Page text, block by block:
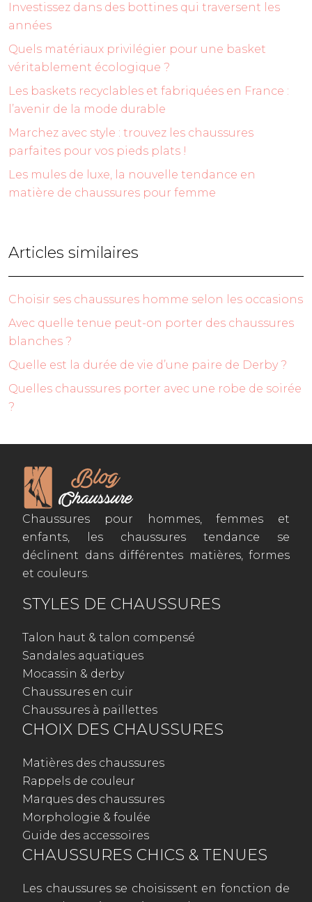
Investissez dans des bottines qui traversent les
années
Quels matériaux privilégier pour une basket
véritablement écologique ?
Les baskets recyclables et fabriquées en France :
l’avenir de la mode durable
Marchez avec style : trouvez les chaussures
parfaites pour vos pieds plats !
Les mules de luxe, la nouvelle tendance en
matière de chaussures pour femme
Articles similaires
Choisir ses chaussures homme selon les occasions
Avec quelle tenue peut-on porter des chaussures
blanches ?
Quelle est la durée de vie d’une paire de Derby ?
Quelles chaussures porter avec une robe de soirée
?
Chaussures pour hommes, femmes et
enfants, les chaussures tendance se
déclinent dans différentes matières, formes
et couleurs.
STYLES DE CHAUSSURES
Talon haut & talon compensé
Sandales aquatiques
Mocassin & derby
Chaussures en cuir
Chaussures à paillettes
CHOIX DES CHAUSSURES
Matières des chaussures
Rappels de couleur
Marques des chaussures
Morphologie & foulée
Guide des accessoires
CHAUSSURES CHICS & TENUES
Les chaussures se choisissent en fonction de